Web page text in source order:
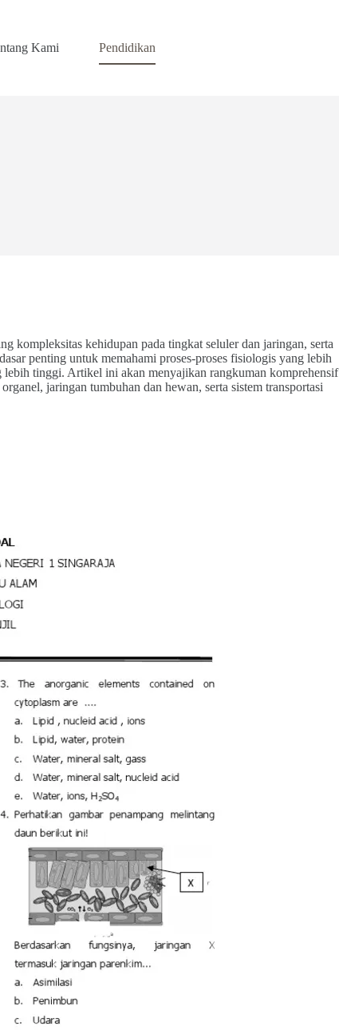
Kami Pendidikan
kompleksitas kehidupan pada tingkat seluler dan jaringan, serta
penting untuk memahami proses-proses fisiologis yang lebih
tinggi. Artikel ini akan menyajikan rangkuman komprehensif
jaringan tumbuhan dan hewan, serta sistem transportasi